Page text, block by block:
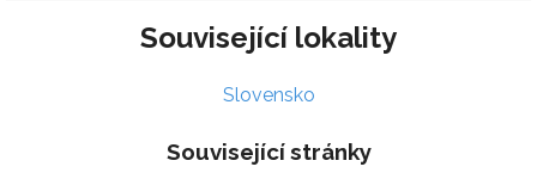
Související lokality
Slovensko
Související stránky